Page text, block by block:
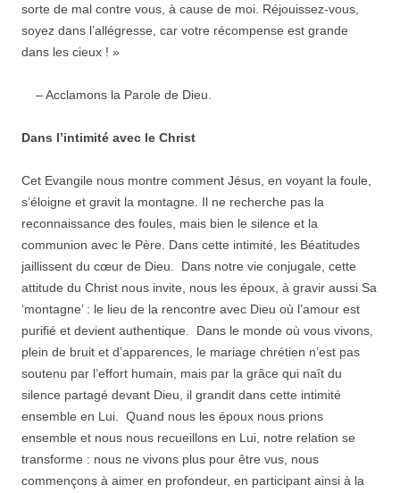
sorte de mal contre vous, à cause de moi. Réjouissez-vous,
soyez dans l’allégresse, car votre récompense est grande
dans les cieux ! »
– Acclamons la Parole de Dieu.
Dans l’intimité avec le Christ
Cet Evangile nous montre comment Jésus, en voyant la foule,
s’éloigne et gravit la montagne. Il ne recherche pas la
reconnaissance des foules, mais bien le silence et la
communion avec le Père. Dans cette intimité, les Béatitudes
jaillissent du cœur de Dieu. Dans notre vie conjugale, cette
attitude du Christ nous invite, nous les époux, à gravir aussi Sa
‘montagne’ : le lieu de la rencontre avec Dieu où l’amour est
purifié et devient authentique. Dans le monde où vous vivons,
plein de bruit et d’apparences, le mariage chrétien n’est pas
soutenu par l’effort humain, mais par la grâce qui naît du
silence partagé devant Dieu, il grandit dans cette intimité
ensemble en Lui. Quand nous les époux nous prions
ensemble et nous nous recueillons en Lui, notre relation se
transforme : nous ne vivons plus pour être vus, nous
commençons à aimer en profondeur, en participant ainsi à la